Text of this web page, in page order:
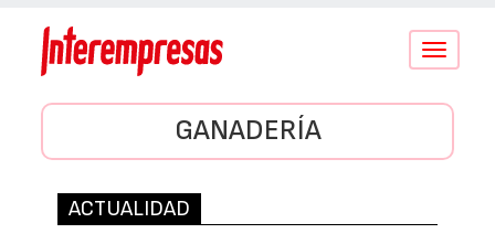
Conmutar
GANADERÍA
ACTUALIDAD